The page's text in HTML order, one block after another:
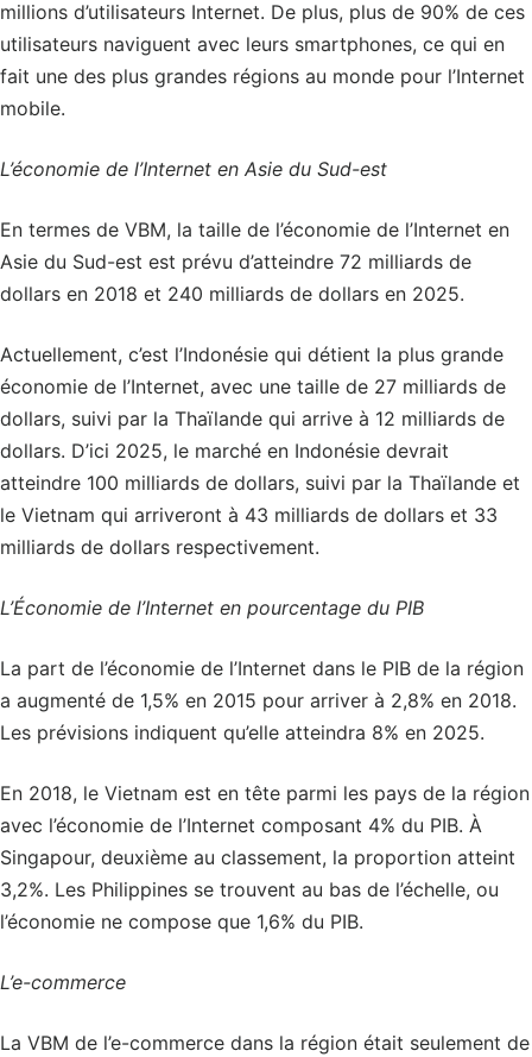
millions d’utilisateurs Internet. De plus, plus de 90% de ces
utilisateurs naviguent avec leurs smartphones, ce qui en
fait une des plus grandes régions au monde pour l’Internet
mobile.
L’économie de l’Internet en Asie du Sud-est
En termes de VBM, la taille de l’économie de l’Internet en
Asie du Sud-est est prévu d’atteindre 72 milliards de
dollars en 2018 et 240 milliards de dollars en 2025.
Actuellement, c’est l’Indonésie qui détient la plus grande
économie de l’Internet, avec une taille de 27 milliards de
dollars, suivi par la Thaïlande qui arrive à 12 milliards de
dollars. D’ici 2025, le marché en Indonésie devrait
atteindre 100 milliards de dollars, suivi par la Thaïlande et
le Vietnam qui arriveront à 43 milliards de dollars et 33
milliards de dollars respectivement.
L’Économie de l’Internet en pourcentage du PIB
La part de l’économie de l’Internet dans le PIB de la région
a augmenté de 1,5% en 2015 pour arriver à 2,8% en 2018.
Les prévisions indiquent qu’elle atteindra 8% en 2025.
En 2018, le Vietnam est en tête parmi les pays de la région
avec l’économie de l’Internet composant 4% du PIB. À
Singapour, deuxième au classement, la proportion atteint
3,2%. Les Philippines se trouvent au bas de l’échelle, ou
l’économie ne compose que 1,6% du PIB.
L’e-commerce
La VBM de l’e-commerce dans la région était seulement de